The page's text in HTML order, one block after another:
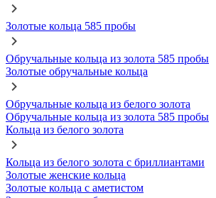
Золотые кольца 585 пробы
Обручальные кольца из золота 585 пробы
Золотые обручальные кольца
Обручальные кольца из белого золота
Обручальные кольца из золота 585 пробы
Кольца из белого золота
Кольца из белого золота с бриллиантами
Золотые женские кольца
Золотые кольца с аметистом